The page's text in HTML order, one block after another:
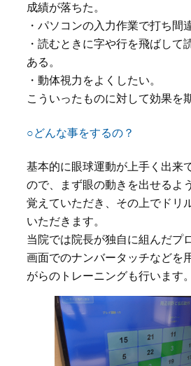
成績が落ちた。
・パソコンの入力作業で打ち間
・読むときに字や行を飛ばして
ある。
・動体視力をよくしたい。
こういったものに対して効果を
○どんな事をするの？
基本的に眼球運動が上手く出来
ので、まず眼の動きを出せるよ
覚えていただき、その上でドリ
いただきます。
当院では院長が独自に組んだプ
画面でのナンバータッチなどを
がらのトレーニングも行います。